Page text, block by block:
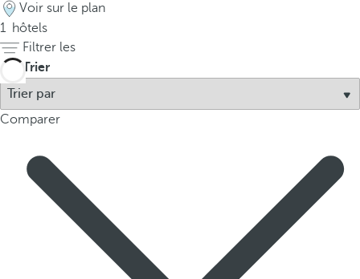
Voir sur le plan
1 hôtels
Filtrer les
Trier
Comparer